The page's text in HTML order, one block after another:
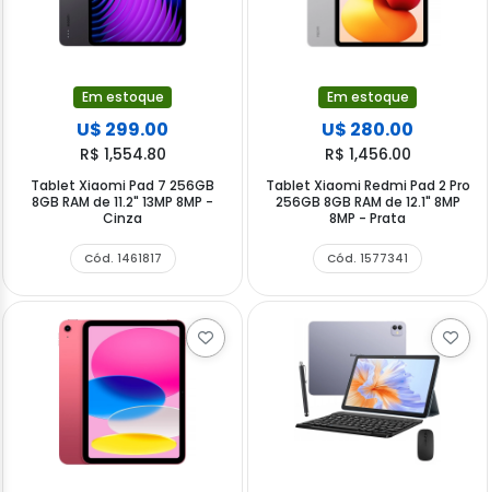
Em estoque
U$ 299.00
R$ 1,554.80
Tablet Xiaomi Pad 7 256GB
8GB RAM de 11.2" 13MP 8MP -
Cinza
Cód. 1461817
Em estoque
U$ 280.00
R$ 1,456.00
Tablet Xiaomi Redmi Pad 2 Pro
256GB 8GB RAM de 12.1" 8MP
8MP - Prata
Cód. 1577341